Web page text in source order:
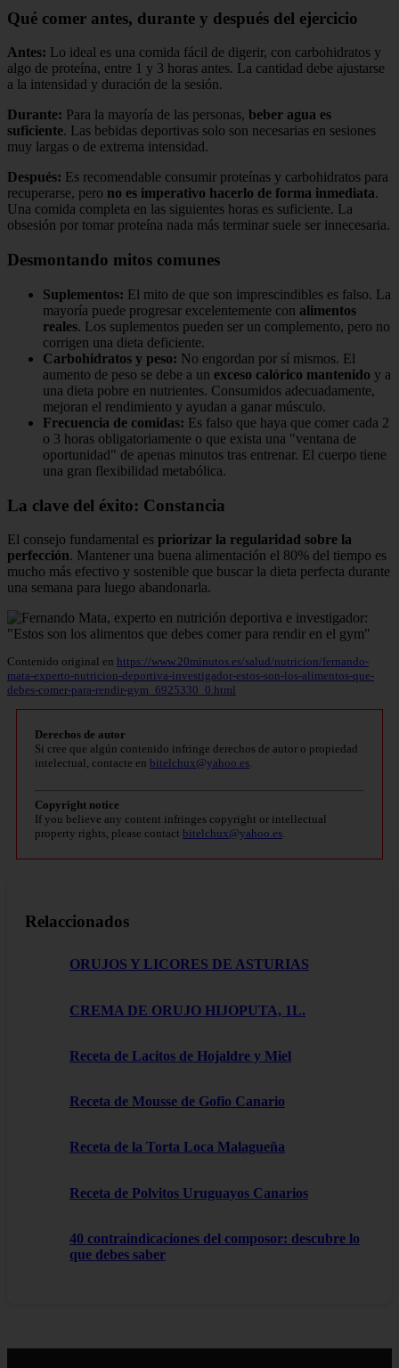
Qué comer antes, durante y después del ejercicio
Antes: Lo ideal es una comida fácil de digerir, con carbohidratos y
algo de proteína, entre 1 y 3 horas antes. La cantidad debe ajustarse
a la intensidad y duración de la sesión.
Durante: Para la mayoría de las personas, beber agua es
suficiente. Las bebidas deportivas solo son necesarias en sesiones
muy largas o de extrema intensidad.
Después: Es recomendable consumir proteínas y carbohidratos para
recuperarse, pero no es imperativo hacerlo de forma inmediata.
Una comida completa en las siguientes horas es suficiente. La
obsesión por tomar proteína nada más terminar suele ser innecesaria.
Desmontando mitos comunes
Suplementos: El mito de que son imprescindibles es falso. La
mayoría puede progresar excelentemente con alimentos
reales. Los suplementos pueden ser un complemento, pero no
corrigen una dieta deficiente.
Carbohidratos y peso: No engordan por sí mismos. El
aumento de peso se debe a un exceso calórico mantenido y a
una dieta pobre en nutrientes. Consumidos adecuadamente,
mejoran el rendimiento y ayudan a ganar músculo.
Frecuencia de comidas: Es falso que haya que comer cada 2
o 3 horas obligatoriamente o que exista una "ventana de
oportunidad" de apenas minutos tras entrenar. El cuerpo tiene
una gran flexibilidad metabólica.
La clave del éxito: Constancia
El consejo fundamental es priorizar la regularidad sobre la
perfección. Mantener una buena alimentación el 80% del tiempo es
mucho más efectivo y sostenible que buscar la dieta perfecta durante
una semana para luego abandonarla.
Contenido original en https://www.20minutos.es/salud/nutricion/fernando-
mata-experto-nutricion-deportiva-investigador-estos-son-los-alimentos-que-
debes-comer-para-rendir-gym_6925330_0.html
Derechos de autor
Si cree que algún contenido infringe derechos de autor o propiedad
intelectual, contacte en bitelchux@yahoo.es
Copyright notice
If you believe any content infringes copyright or intellectual
property rights, please contact bitelchux@yahoo.es
Relaccionados
ORUJOS Y LICORES DE ASTURIAS
CREMA DE ORUJO HIJOPUTA, 1L.
Receta de Lacitos de Hojaldre y Miel
Receta de Mousse de Gofio Canario
Receta de la Torta Loca Malagueña
Receta de Polvitos Uruguayos Canarios
40 contraindicaciones del composor: descubre lo
que debes saber